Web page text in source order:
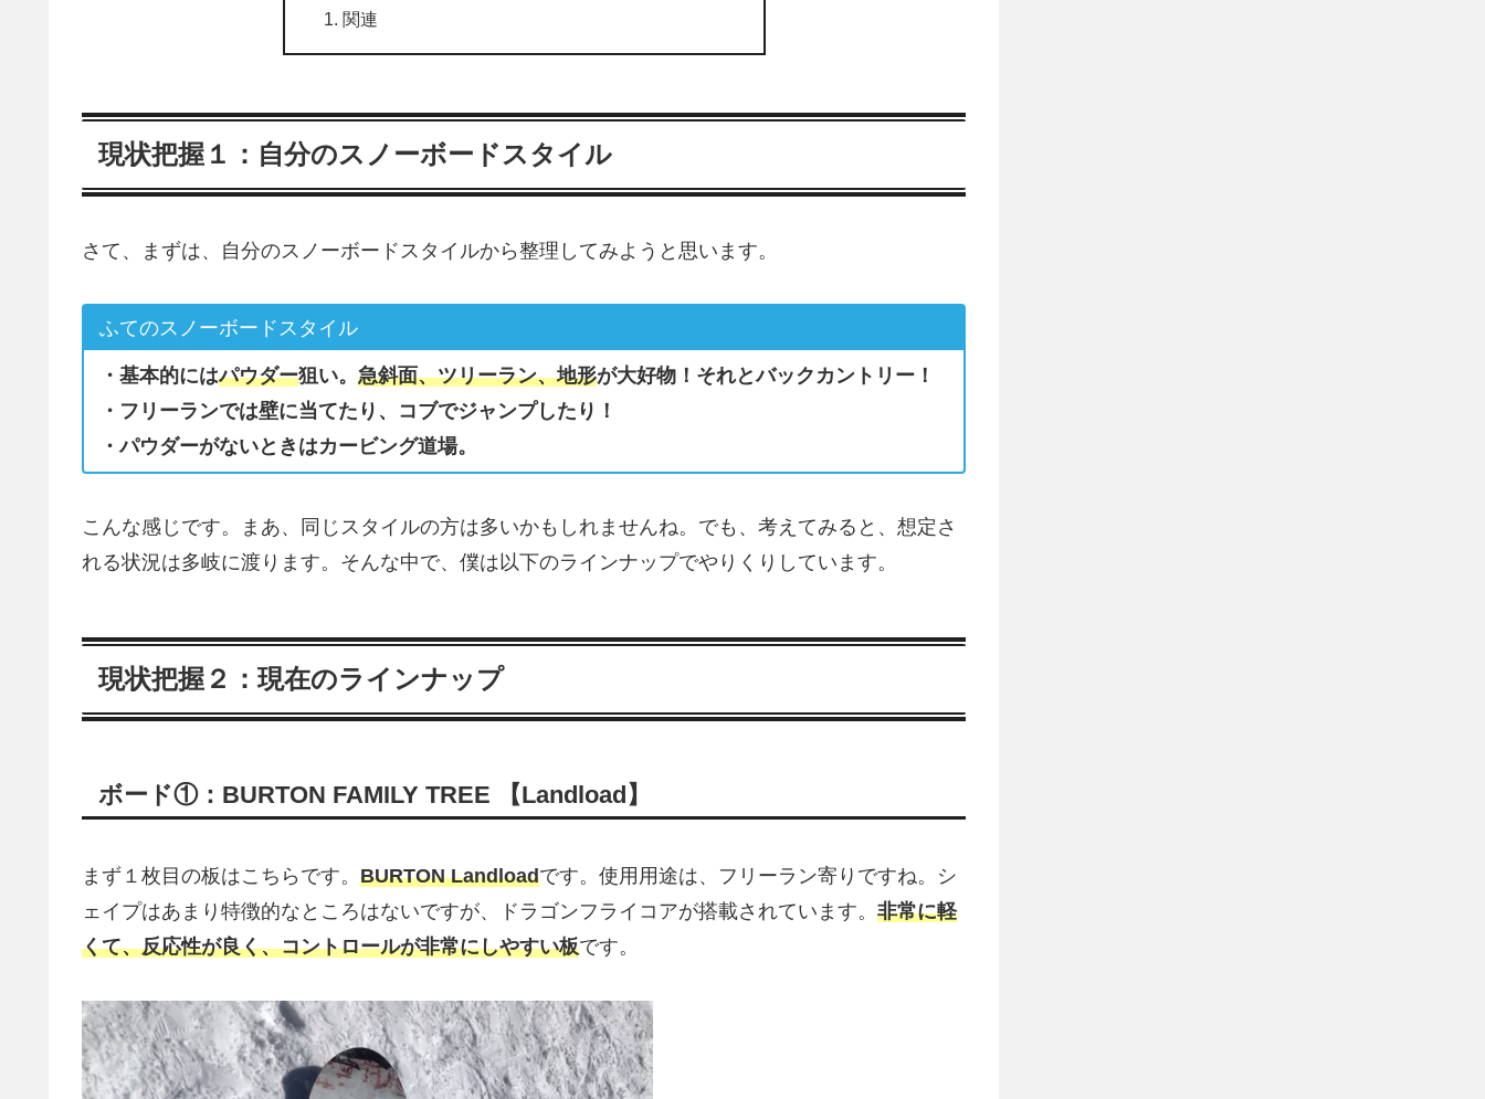
関連
現状把握１：自分のスノーボードスタイル
さて、まずは、自分のスノーボードスタイルから整理してみようと思います。
ふてのスノーボードスタイル
・基本的にはパウダー狙い。急斜面、ツリーラン、地形が大好物！それとバックカントリー！
・フリーランでは壁に当てたり、コブでジャンプしたり！
・パウダーがないときはカービング道場。
こんな感じです。まあ、同じスタイルの方は多いかもしれませんね。でも、考えてみると、想定さ
れる状況は多岐に渡ります。そんな中で、僕は以下のラインナップでやりくりしています。
現状把握２：現在のラインナップ
ボード①：BURTON FAMILY TREE 【Landload】
まず１枚目の板はこちらです。 BURTON Landloadです。使用用途は、フリーラン寄りですね。シ
ェイプはあまり特徴的なところはないですが、ドラゴンフライコアが搭載されています。 非常に軽
くて、反応性が良く、コントロールが非常にしやすい板です。